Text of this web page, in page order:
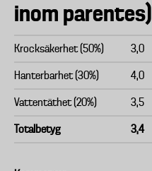
inom parentes)
Krocksäkerhet (50%) 3,0
Hanterbarhet (30%) 4,0
Vattentäthet (20%) 3,5
Totalbetyg 3,4